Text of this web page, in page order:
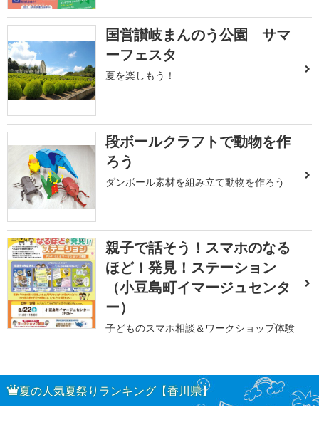
国営讃岐まんのう公園 サマ
ーフェスタ
夏を楽しもう！
段ボールクラフトで動物を作
ろう
ダンボール素材を組み立て動物を作ろう
親子で話そう！スマホのなる
ほど！発見！ステーション
（小豆島町イマージュセンタ
ー）
子どものスマホ相談＆ワークショップ体験
夏の人気夏祭りランキング【香川県】